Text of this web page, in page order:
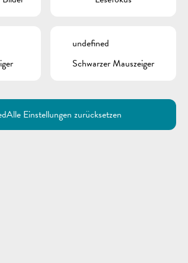
undefined
Schwarzer Mauszeiger
Alle Einstellungen zurücksetzen